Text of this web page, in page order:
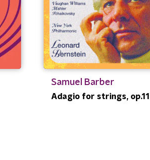
Samuel Barber
Adagio for strings, op.11